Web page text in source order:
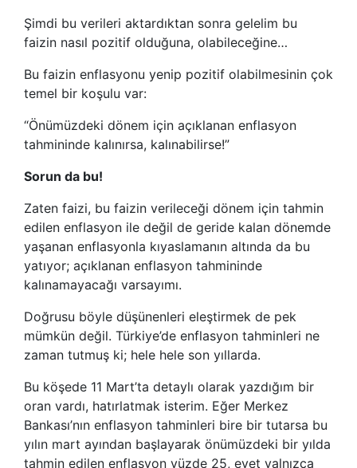
Şimdi bu verileri aktardıktan sonra gelelim bu
faizin nasıl pozitif olduğuna, olabileceğine…
Bu faizin enflasyonu yenip pozitif olabilmesinin çok
temel bir koşulu var:
“Önümüzdeki dönem için açıklanan enflasyon
tahmininde kalınırsa, kalınabilirse!”
Sorun da bu!
Zaten faizi, bu faizin verileceği dönem için tahmin
edilen enflasyon ile değil de geride kalan dönemde
yaşanan enflasyonla kıyaslamanın altında da bu
yatıyor; açıklanan enflasyon tahmininde
kalınamayacağı varsayımı.
Doğrusu böyle düşünenleri eleştirmek de pek
mümkün değil. Türkiye’de enflasyon tahminleri ne
zaman tutmuş ki; hele hele son yıllarda.
Bu köşede 11 Mart’ta detaylı olarak yazdığım bir
oran vardı, hatırlatmak isterim. Eğer Merkez
Bankası’nın enflasyon tahminleri bire bir tutarsa bu
yılın mart ayından başlayarak önümüzdeki bir yılda
tahmin edilen enflasyon yüzde 25, evet yalnızca